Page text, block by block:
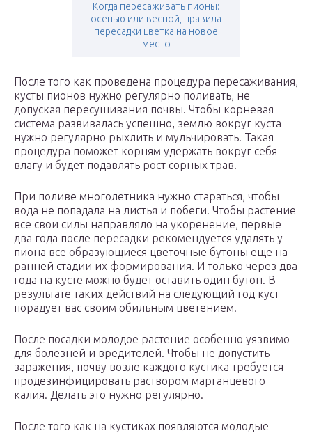
Когда пересаживать пионы:
осенью или весной, правила
пересадки цветка на новое
место
После того как проведена процедура пересаживания,
кусты пионов нужно регулярно поливать, не
допуская пересушивания почвы. Чтобы корневая
система развивалась успешно, землю вокруг куста
нужно регулярно рыхлить и мульчировать. Такая
процедура поможет корням удержать вокруг себя
влагу и будет подавлять рост сорных трав.
При поливе многолетника нужно стараться, чтобы
вода не попадала на листья и побеги. Чтобы растение
все свои силы направляло на укоренение, первые
два года после пересадки рекомендуется удалять у
пиона все образующиеся цветочные бутоны еще на
ранней стадии их формирования. И только через два
года на кусте можно будет оставить один бутон. В
результате таких действий на следующий год куст
порадует вас своим обильным цветением.
После посадки молодое растение особенно уязвимо
для болезней и вредителей. Чтобы не допустить
заражения, почву возле каждого кустика требуется
продезинфицировать раствором марганцевого
калия. Делать это нужно регулярно.
После того как на кустиках появляются молодые